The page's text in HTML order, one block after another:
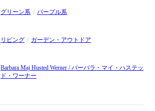
グリーン系
パープル系
リビング
ガーデン・アウトドア
Barbara Maj Husted Werner / バーバラ・マイ・ハステッ
ド・ワーナー